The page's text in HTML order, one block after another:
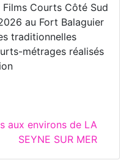
Courts Côté Sud
au Fort Balaguier
traditionnelles
métrages réalisés
aux environs de LA
SEYNE SUR MER